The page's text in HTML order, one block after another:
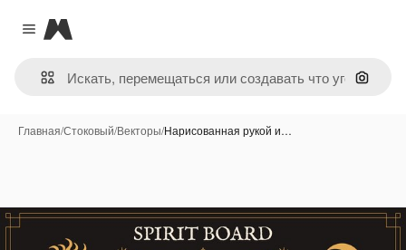
Close menu
Magnific
Поиск
Главная/Стоковый/Векторы/Нарисованная рукой и…